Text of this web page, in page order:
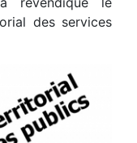
des services